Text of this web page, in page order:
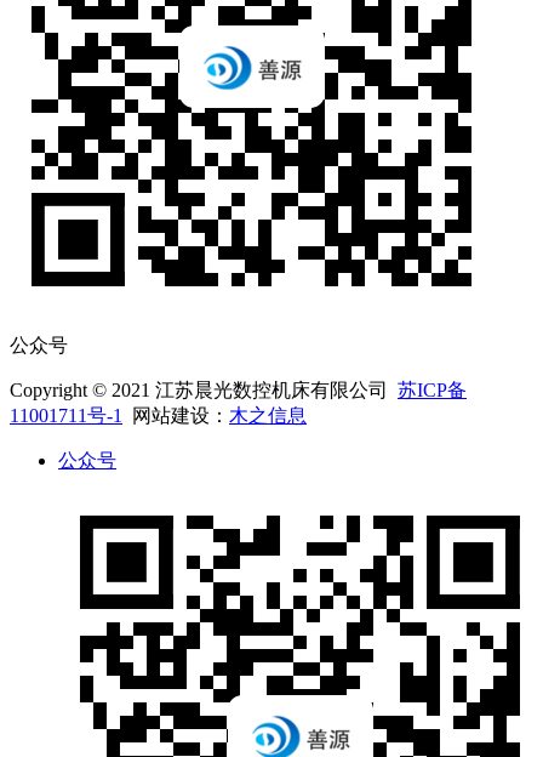
公众号
Copyright © 2021 江苏晨光数控机床有限公司 苏ICP备
11001711号-1
网站建设： 木之信息
公众号